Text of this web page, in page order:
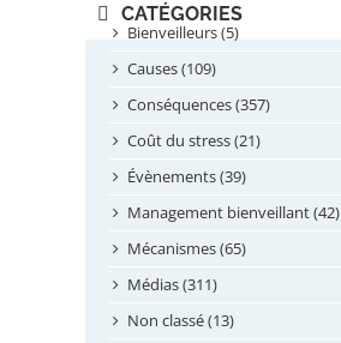
septembre 2024
août 2024
juillet 2024
juin 2024
mai 2024
avril 2024
février 2024
janvier 2024
novembre 2023
CATÉGORIES
Bienveilleurs (5)
Causes (109)
Conséquences (357)
Coût du stress (21)
Évènements (39)
Management bienveillant (42)
Mécanismes (65)
Médias (311)
Non classé (13)